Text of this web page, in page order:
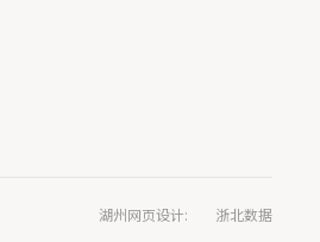
湖州网页设计: 浙北数据